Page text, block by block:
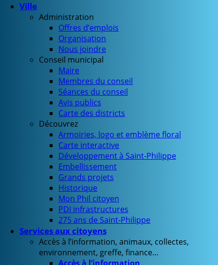
Ville
Administration
Offres d’emplois
Organisation
Nous joindre
Conseil municipal
Maire
Membres du conseil
Séances du conseil
Avis publics
Carte des districts
Découvrez
Armoiries, logo et emblème floral
Carte interactive
Développement à Saint-Philippe
Embellissement
Grands projets
Historique
Mon Phil citoyen
PDI infrastructures
275 ans de Saint-Philippe
Services aux citoyens
Accès à l’information, animaux, collectes,
environnement, greffe, finance…